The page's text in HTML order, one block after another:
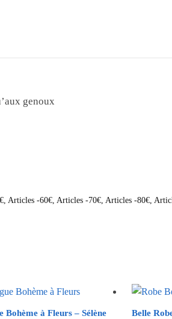
genoux
Articles -60€ Articles -70€ Articles -80€
Bohème à Fleurs – Sélène Belle